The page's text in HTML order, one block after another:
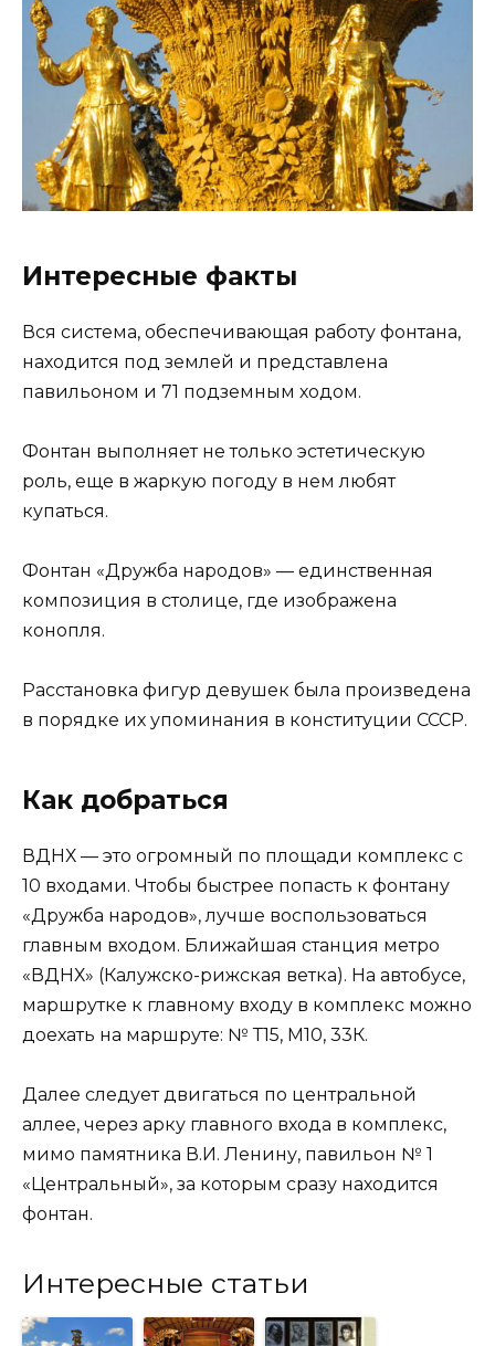
Интересные факты
Вся система, обеспечивающая работу фонтана,
находится под землей и представлена
павильоном и 71 подземным ходом.
Фонтан выполняет не только эстетическую
роль, еще в жаркую погоду в нем любят
купаться.
Фонтан «Дружба народов» — единственная
композиция в столице, где изображена
конопля.
Расстановка фигур девушек была произведена
в порядке их упоминания в конституции СССР.
Как добраться
ВДНХ — это огромный по площади комплекс с
10 входами. Чтобы быстрее попасть к фонтану
«Дружба народов», лучше воспользоваться
главным входом. Ближайшая станция метро
«ВДНХ» (Калужско-рижская ветка). На автобусе,
маршрутке к главному входу в комплекс можно
доехать на маршруте: № Т15, М10, 33К.
Далее следует двигаться по центральной
аллее, через арку главного входа в комплекс,
мимо памятника В.И. Ленину, павильон № 1
«Центральный», за которым сразу находится
фонтан.
Интересные статьи